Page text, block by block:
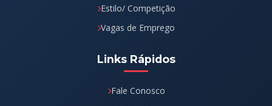
Estilo/ Competição
Vagas de Emprego
Links Rápidos
Fale Conosco